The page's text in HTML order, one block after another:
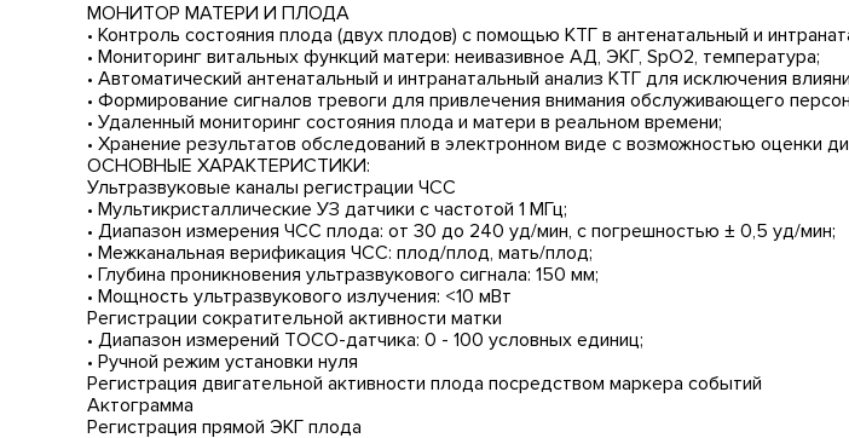
МОНИТОР МАТЕРИ И ПЛОДА
• Контроль состояния плода (двух плодов) с помощью КТГ в антенатальный и
• Мониторинг витальных функций матери: неивазивное АД, ЭКГ, SpO2, температура;
• Автоматический антенатальный и интранатальный анализ КТГ для исключения
• Формирование сигналов тревоги для привлечения внимания обслуживающего
• Удаленный мониторинг состояния плода и матери в реальном времени;
• Хранение результатов обследований в электронном виде с возможностью оценки
ОСНОВНЫЕ ХАРАКТЕРИСТИКИ:
Ультразвуковые каналы регистрации ЧСС
• Мультикристаллические УЗ датчики с частотой 1 МГц;
• Диапазон измерения ЧСС плода: от 30 до 240 уд/мин, c погрешностью ± 0,5 уд/мин;
• Межканальная верификация ЧСС: плод/плод, мать/плод;
• Глубина проникновения ультразвукового сигнала: 150 мм;
• Мощность ультразвукового излучения: <10 мВт
Регистрации сократительной активности матки
• Диапазон измерений ТОСО-датчика: 0 - 100 условных единиц;
• Ручной режим установки нуля
Регистрация двигательной активности плода посредством маркера событий
Актограмма
Регистрация прямой ЭКГ плода